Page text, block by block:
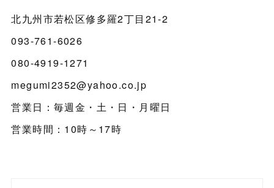
北九州市若松区修多羅2丁目21-2
093-761-6026
080-4919-1271
megumi2352@yahoo.co.jp
営業日：毎週金・土・日・月曜日
営業時間：10時～17時